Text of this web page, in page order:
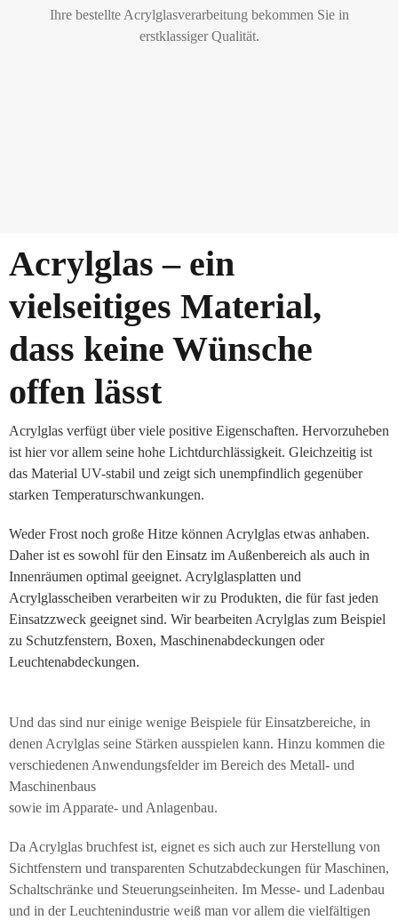
Ihre bestellte Acrylglasverarbeitung bekommen Sie in
erstklassiger Qualität.
Acrylglas – ein
vielseitiges Material,
dass keine Wünsche
offen lässt
Acrylglas verfügt über viele positive Eigenschaften. Hervorzuheben
ist hier vor allem seine hohe Lichtdurchlässigkeit. Gleichzeitig ist
das Material UV-stabil und zeigt sich unempfindlich gegenüber
starken Temperaturschwankungen.
Weder Frost noch große Hitze können Acrylglas etwas anhaben.
Daher ist es sowohl für den Einsatz im Außenbereich als auch in
Innenräumen optimal geeignet. Acrylglasplatten und
Acrylglasscheiben verarbeiten wir zu Produkten, die für fast jeden
Einsatzzweck geeignet sind. Wir bearbeiten Acrylglas zum Beispiel
zu Schutzfenstern, Boxen, Maschinenabdeckungen oder
Leuchtenabdeckungen.
Und das sind nur einige wenige Beispiele für Einsatzbereiche, in
denen Acrylglas seine Stärken ausspielen kann. Hinzu kommen die
verschiedenen Anwendungsfelder im Bereich des Metall- und
Maschinenbaus
sowie im Apparate- und Anlagenbau.
Da Acrylglas bruchfest ist, eignet es sich auch zur Herstellung von
Sichtfenstern und transparenten Schutzabdeckungen für Maschinen,
Schaltschränke und Steuerungseinheiten. Im Messe- und Ladenbau
und in der Leuchtenindustrie weiß man vor allem die vielfältigen